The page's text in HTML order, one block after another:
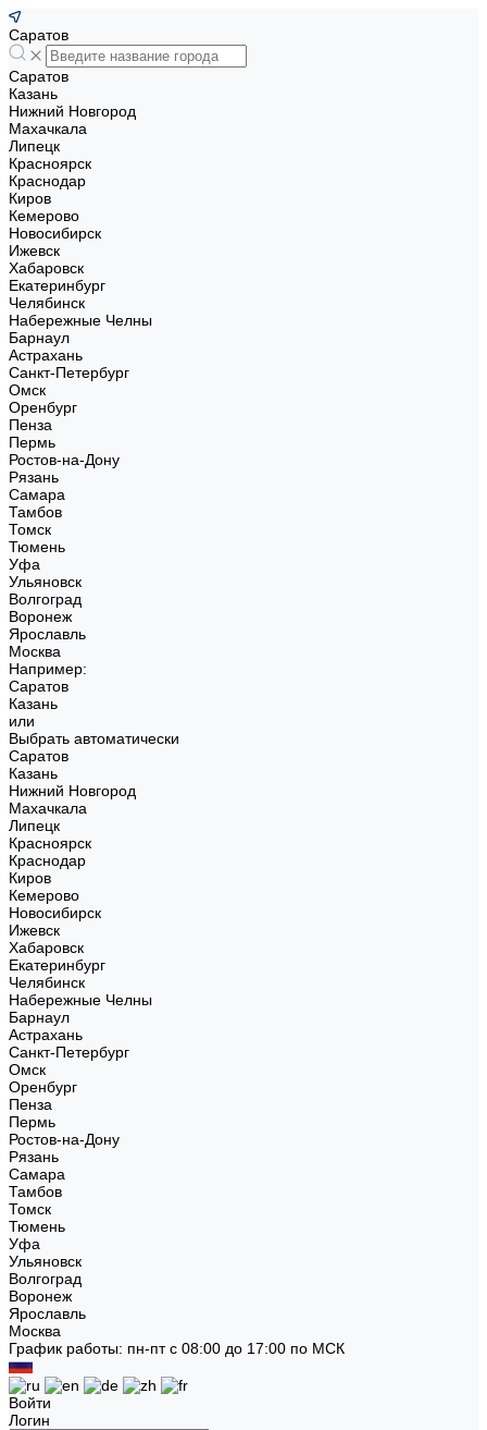
Саратов
Саратов
Казань
Нижний Новгород
Махачкала
Липецк
Красноярск
Краснодар
Киров
Кемерово
Новосибирск
Ижевск
Хабаровск
Екатеринбург
Челябинск
Набережные Челны
Барнаул
Астрахань
Санкт-Петербург
Омск
Оренбург
Пенза
Пермь
Ростов-на-Дону
Рязань
Самара
Тамбов
Томск
Тюмень
Уфа
Ульяновск
Волгоград
Воронеж
Ярославль
Москва
Например:
Саратов
Казань
или
Выбрать автоматически
Саратов
Казань
Нижний Новгород
Махачкала
Липецк
Красноярск
Краснодар
Киров
Кемерово
Новосибирск
Ижевск
Хабаровск
Екатеринбург
Челябинск
Набережные Челны
Барнаул
Астрахань
Санкт-Петербург
Омск
Оренбург
Пенза
Пермь
Ростов-на-Дону
Рязань
Самара
Тамбов
Томск
Тюмень
Уфа
Ульяновск
Волгоград
Воронеж
Ярославль
Москва
График работы: пн-пт с 08:00 до 17:00 по МСК
Войти
Логин